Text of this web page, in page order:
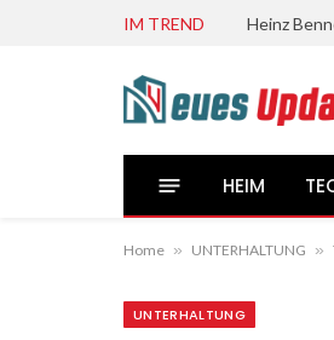
IM TREND
HEIM
Home » UNTERHALTUNG »
UNTERHALTUNG